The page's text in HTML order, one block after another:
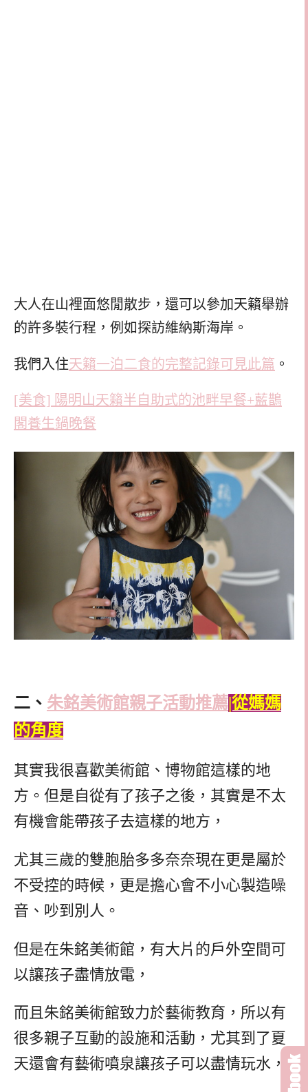
大人在山裡面悠閒散步，還可以參加天籟舉辦
的許多裝行程，例如探訪維納斯海岸。
我們入住天籟一泊二食的完整記錄可見此篇 。
[美食] 陽明山天籟半自助式的池畔早餐+藍鵲
閣養生鍋晚餐
二、 朱銘美術館親子活動推薦 |從媽媽
的角度
其實我很喜歡美術館、博物館這樣的地
方。但是自從有了孩子之後，其實是不太
有機會能帶孩子去這樣的地方，
尤其三歲的雙胞胎多多奈奈現在更是屬於
不受控的時候，更是擔心會不小心製造噪
音、吵到別人。
但是在朱銘美術館，有大片的戶外空間可
以讓孩子盡情放電，
而且朱銘美術館致力於藝術教育，所以有
很多親子互動的設施和活動，尤其到了夏
天還會有藝術噴泉讓孩子可以盡情玩水，